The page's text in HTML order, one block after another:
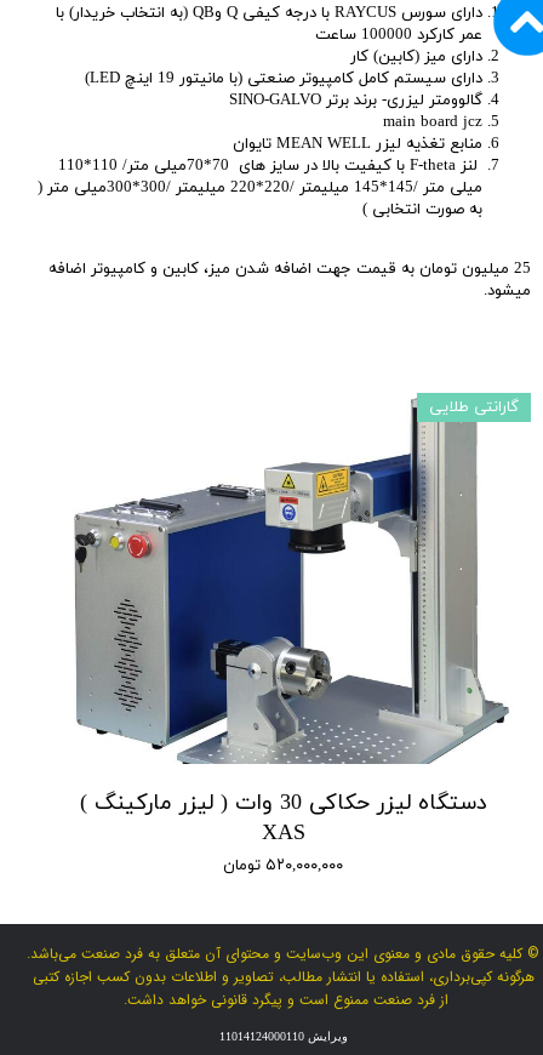
دارای سورس RAYCUS با درجه کیفی Q وQB (به انتخاب خریدار) با
عمر کارکرد 100000 ساعت
دارای میز (کابین) کار
دارای سیستم کامل کامپیوتر صنعتی (با مانیتور 19 اینچ LED)
گالوومتر لیزری- برند برتر SINO-GALVO
main board jcz
منابع تغذیه لیزر MEAN WELL تایوان
لنز F-theta با کیفیت بالا در سایز های 70*70میلی متر/ 110*110
میلی متر /145*145 میلیمتر /220*220 میلیمتر /300*300میلی متر (
به صورت انتخابی )
25 میلیون تومان به قیمت جهت اضافه شدن میز، کابین و کامپیوتر اضافه
میشود.
دستگاه لیزر حکاکی 30 وات ( لیزر مارکینگ )
XAS
۵۲۰,۰۰۰,۰۰۰ تومان
گارانتی طلایی
© کلیه حقوق مادی و معنوی این وب‌سایت و محتوای آن متعلق به فرد صنعت می‌باشد.
هرگونه کپی‌برداری، استفاده یا انتشار مطالب، تصاویر و اطلاعات بدون کسب اجازه کتبی
از فرد صنعت ممنوع است و پیگرد قانونی خواهد داشت.
ویرایش 11014124000110